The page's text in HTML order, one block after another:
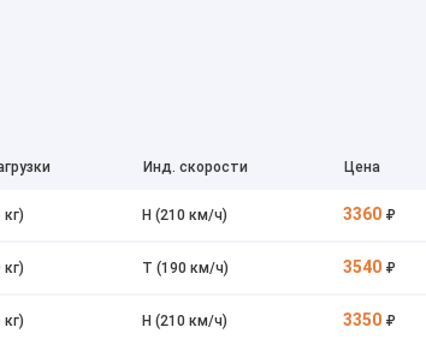
Инд. скорости Цена
H (210 км/ч) 3360 ₽
T (190 км/ч) 3540 ₽
H (210 км/ч) 3350 ₽